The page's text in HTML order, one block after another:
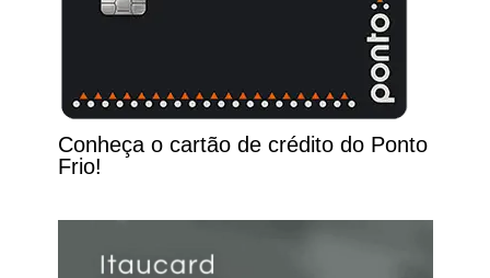
Conheça o cartão de crédito do Ponto
Frio!